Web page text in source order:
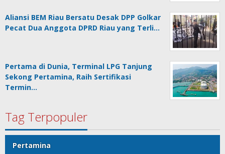
Aliansi BEM Riau Bersatu Desak DPP Golkar
Pecat Dua Anggota DPRD Riau yang Terli…
Pertama di Dunia, Terminal LPG Tanjung
Sekong Pertamina, Raih Sertifikasi
Termin…
Tag Terpopuler
Pertamina